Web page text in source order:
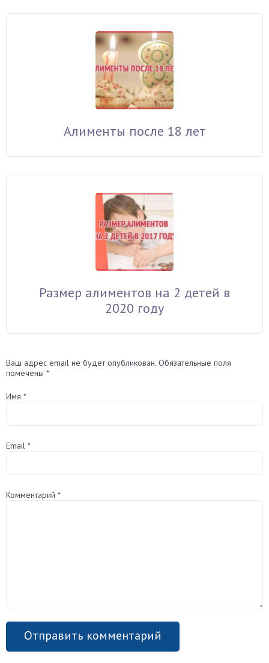
Алименты после 18 лет
Размер алиментов на 2 детей в
2020 году
Ваш адрес email не будет опубликован. Обязательные поля
помечены *
Имя *
Email *
Комментарий *